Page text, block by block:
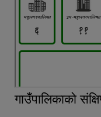
गाउँपालिकाको